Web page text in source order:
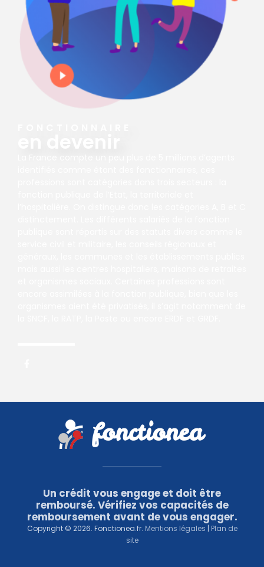
Un crédit vous engage et doit être
remboursé. Vérifiez vos capacités de
remboursement avant de vous engager.
Copyright © 2026. Fonctionea.fr. Mentions légales | Plan de
site